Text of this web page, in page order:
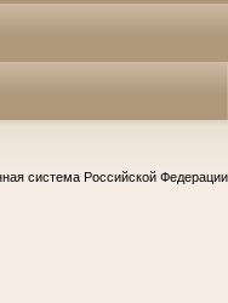
система Российской